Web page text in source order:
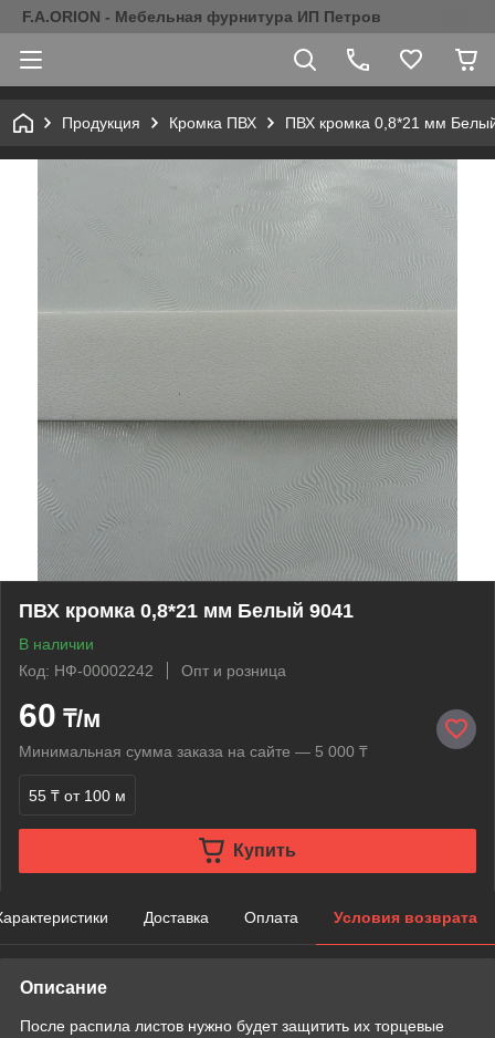
F.A.ORION - Мебельная фурнитура ИП Петров
Продукция Кромка ПВХ ПВХ кромка 0,8*21 мм
ПВХ кромка 0,8*21 мм Белый 9041
В наличии
Код: НФ-00002242
Опт и розница
60 ₸/м
Минимальная сумма заказа на сайте — 5 000 ₸
55 ₸ от 100 м
Купить
Доставка Оплата Условия возврата
Описание
После распила листов нужно будет защитить их торцевые